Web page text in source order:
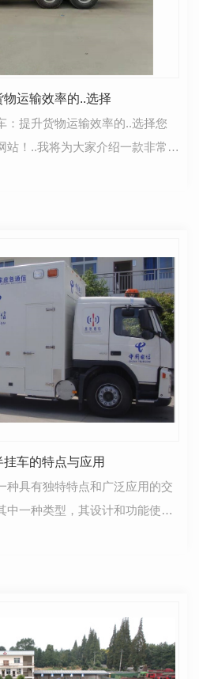
运输效率的..选择
：提升货物运输效率的..选择您
站！..我将为大家介绍一款非常实
式半挂车。作为现代物…
车的特点与应用
种具有独特特点和广泛应用的交
中一种类型，其设计和功能使其
。首先，箱式半挂车具有良…